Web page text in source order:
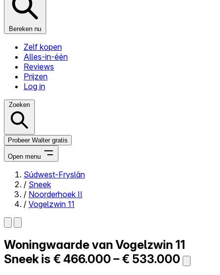
Bereken nu
Zelf kopen
Alles-in-één
Reviews
Prijzen
Log in
Zoeken
Probeer Walter gratis
Open menu
Close menu
Zelf kopen
Alles-in-één
Reviews
Súdwest-Fryslân
/ Sneek
/ Noorderhoek II
/ Vogelzwin 11
Woningwaarde van Vogelzwin 11
Sneek is € 466.000 – € 533.000